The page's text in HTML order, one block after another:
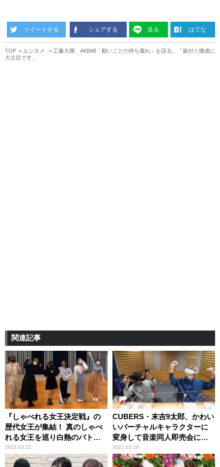
ツイートする シェアする 送る はてな
TOP エンタメ
工藤大輝、AKB48「願いごとの持ち腐れ」を語る。「振付と構成に
大注目です」
関連記事
『しゃべれる女王決定戦』の
歴代女王が集結！ 真のしゃべ
れる女王を巡り白熱のバトル
を展開
2021.03.22
CUBERS・末吉9太郎、かわい
いバーチャルキャラクターに
変身して音楽同人即売会に潜
入！
2021.03.16